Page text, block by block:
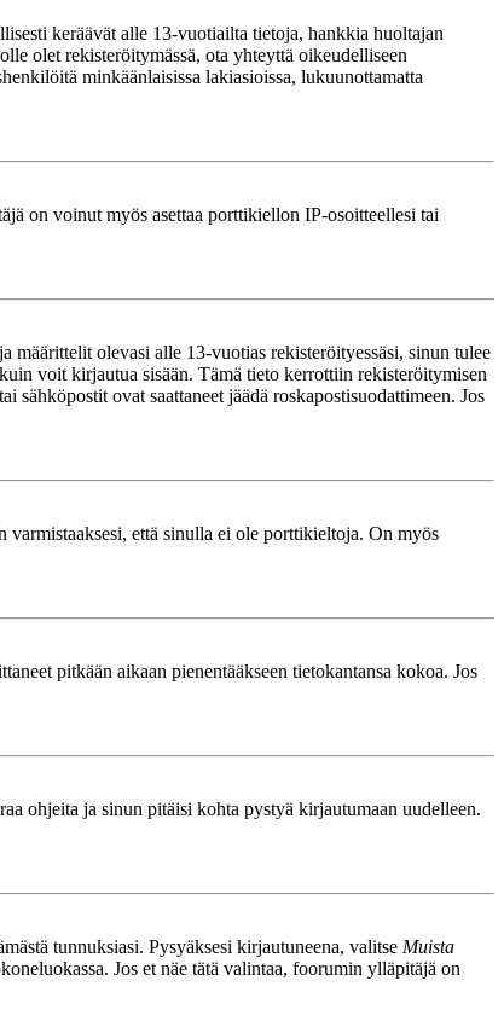
keräävät alle 13-vuotiailta tietoja, hankkia huoltajan
olet rekisteröitymässä, ota yhteyttä oikeudelliseen
minkäänlaisissa lakiasioissa, lukuunottamatta
on voinut myös asettaa porttikiellon IP-osoitteellesi tai
määrittelit olevasi alle 13-vuotias rekisteröityessäsi, sinun tulee
voit kirjautua sisään. Tämä tieto kerrottiin rekisteröitymisen
sähköpostit ovat saattaneet jäädä roskapostisuodattimeen. Jos
varmistaaksesi, että sinulla ei ole porttikieltoja. On myös
pitkään aikaan pienentääkseen tietokantansa kokoa. Jos
ohjeita ja sinun pitäisi kohta pystyä kirjautumaan uudelleen.
tunnuksiasi. Pysyäksesi kirjautuneena, valitse Muista
Jos et näe tätä valintaa, foorumin ylläpitäjä on